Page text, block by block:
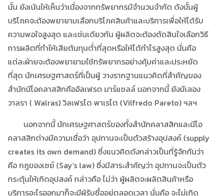
นั้น ยังเน้นให้เห็นว่าเนื่องจากทรัพยากรมีจำนวนจำกัด ดังนั้นผู้
บริโภคจะต้องพยายามเลือกบริโภคสินค้าและบริการเพื่อให้ได้รับ
ความพอใจสูงสุด และเช่นเดียวกัน ผู้ผลิตจะต้องตัดสินใจเลือกวิธี
การผลิตที่ทำให้เสียต้นทุนต่ำที่สุดหรือให้ได้กำไรสูงสุด นั่นคือ
แต่ละฝ่ายจะต้องพยายามใช้ทรัพยากรอย่างคุ้มค่าและประหยัด
ที่สุด นักเศรษฐศาสตร์ที่เป็นผู้ วางรากฐานแนวคิดที่สำคัญของ
สำนักนีโอคลาสสิกคืออัลเฟรด มาร์แชลล์ นอกจากนี้ ยังมีเลอง
วาลรา ( Walras) วิลเฟรโด พาเรโต (Vilfredo Pareto) ฯลฯ
นอกจากนี้ นักเศรษฐศาสตร์ของทั้งสำนักคลาสสิกและนีโอ
คลาสสิกต่างมีความเชื่อว่า อุปทานจะเป็นตัวสร้างอุปสงค์ (supply
creates its own demand) ซึ่งแนวคิดดังกล่าวเป็นที่รู้จักกันว่า
คือ กฎของเซย์ (Say’s law) ซึ่งมีสาระสำคัญว่า อุปทานจะเป็นตัว
กระตุ้นให้เกิดอุปสงค์ กล่าวคือ ไม่ว่า ผู้ผลิตจะผลิตสินค้าหรือ
บริการอะไรออกมาก็จะมีผู้รับซื้ออยู่ตลอดเวลา นั่นคือ จะไม่เกิด